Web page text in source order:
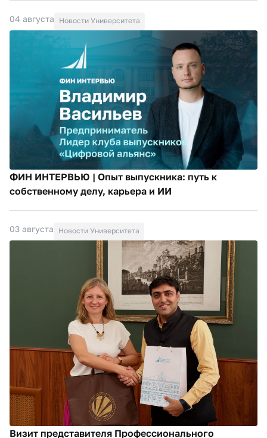
04 августа Новости Университета
ФИН ИНТЕРВЬЮ | Опыт выпускника: путь к
собственному делу, карьера и ИИ
03 августа Новости Университета
Визит представителя Профессионального